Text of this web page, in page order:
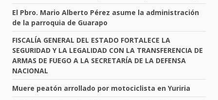
El Pbro. Mario Alberto Pérez asume la administración
de la parroquia de Guarapo
FISCALÍA GENERAL DEL ESTADO FORTALECE LA
SEGURIDAD Y LA LEGALIDAD CON LA TRANSFERENCIA DE
ARMAS DE FUEGO A LA SECRETARÍA DE LA DEFENSA
NACIONAL
Muere peatón arrollado por motociclista en Yuriria